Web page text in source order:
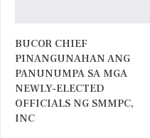
BUCOR CHIEF
PINANGUNAHAN ANG
PANUNUMPA SA MGA
NEWLY-ELECTED
OFFICIALS NG SMMPC,
INC